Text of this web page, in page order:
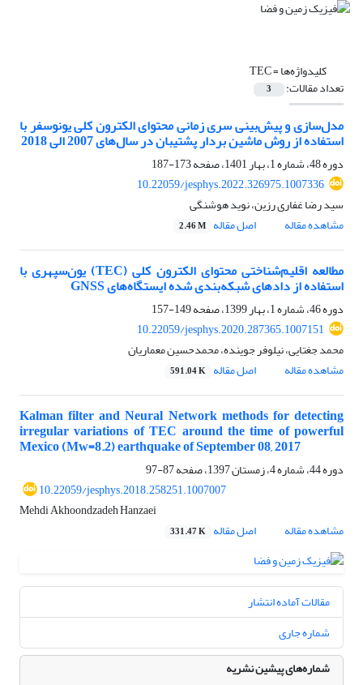
کلیدواژه‌ها =TEC
تعداد مقالات: 3
مدل‌سازی و پیش‌بینی سری زمانی محتوای الکترون کلی یونوسفر با
استفاده از روش‌ ماشین بردار پشتیبان در سال‌های 2007 الی 2018
دوره 48، شماره 1، بهار 1401، صفحه
173-187
10.22059/jesphys.2022.326975.1007336
سید رضا غفاری رزین، نوید هوشنگی
مشاهده مقاله
اصل مقاله 2.46 M
مطالعه اقلیم‌شناختی محتوای الکترون کلی (TEC) یون‌سپهری با
استفاده از داد‌های شبکه‌بندی شده ایستگاه‌های GNSS
دوره 46، شماره 1، بهار 1399، صفحه
149-157
10.22059/jesphys.2020.287365.1007151
محمد جغتایی، نیلوفر جوینده، محمدحسین معماریان
مشاهده مقاله
اصل مقاله 591.04 K
Kalman filter and Neural Network methods for detecting
irregular variations of TEC around the time of powerful
Mexico (Mw=8.2) earthquake of September 08, 2017
دوره 44، شماره 4، زمستان 1397، صفحه
87-97
10.22059/jesphys.2018.258251.1007007
Mehdi Akhoondzadeh Hanzaei
مشاهده مقاله
اصل مقاله 331.47 K
مقالات آماده انتشار
شماره جاری
شماره‌های پیشین نشریه